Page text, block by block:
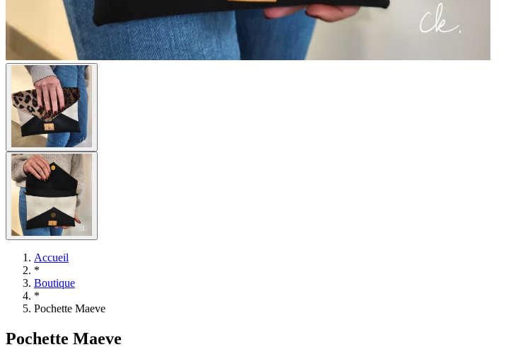
Accueil
*
Boutique
*
Pochette Maeve
Pochette Maeve